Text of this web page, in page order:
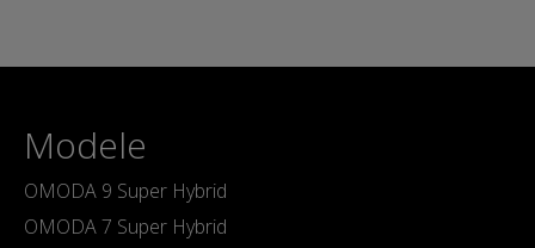
Modele
OMODA 9 Super Hybrid
OMODA 7 Super Hybrid